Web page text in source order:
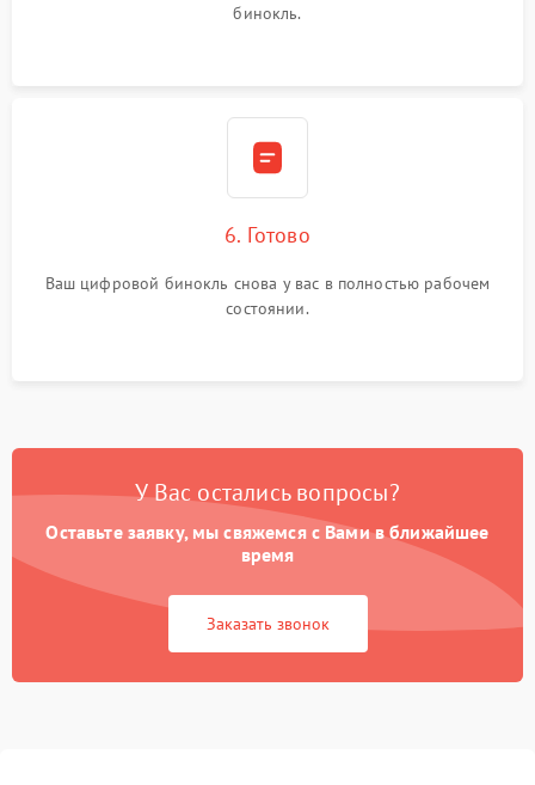
бинокль.
6. Готово
Ваш цифровой бинокль снова у вас в полностью рабочем
состоянии.
У Вас остались вопросы?
Оставьте заявку, мы свяжемся с Вами в ближайшее
время
Заказать звонок